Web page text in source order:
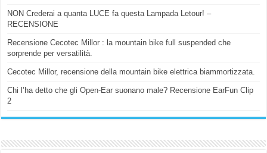
NON Crederai a quanta LUCE fa questa Lampada Letour! –
RECENSIONE
Recensione Cecotec Millor : la mountain bike full suspended che
sorprende per versatilità.
Cecotec Millor, recensione della mountain bike elettrica biammortizzata.
Chi l’ha detto che gli Open-Ear suonano male? Recensione EarFun Clip
2